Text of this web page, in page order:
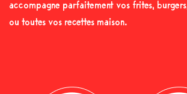
accompagne parfaitement vos frites,
ou toutes vos recettes maison.